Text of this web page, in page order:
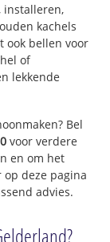
installeren,
kachels
ook bellen voor
of
lekkende
Bel
voor verdere
en om het
deze pagina
advies.